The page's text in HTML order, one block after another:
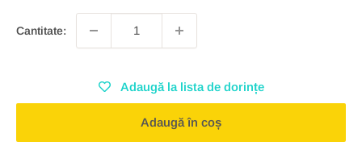
Cantitate:
Adaugă la lista de dorințe
Adaugă în coș